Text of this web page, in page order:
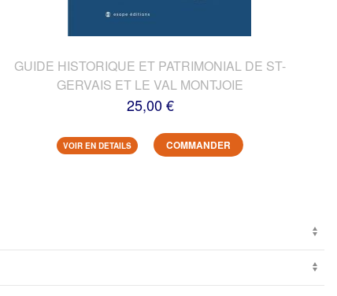
GUIDE HISTORIQUE ET PATRIMONIAL DE ST-
GERVAIS ET LE VAL MONTJOIE
25,00 €
VOIR EN DETAILS COMMANDER